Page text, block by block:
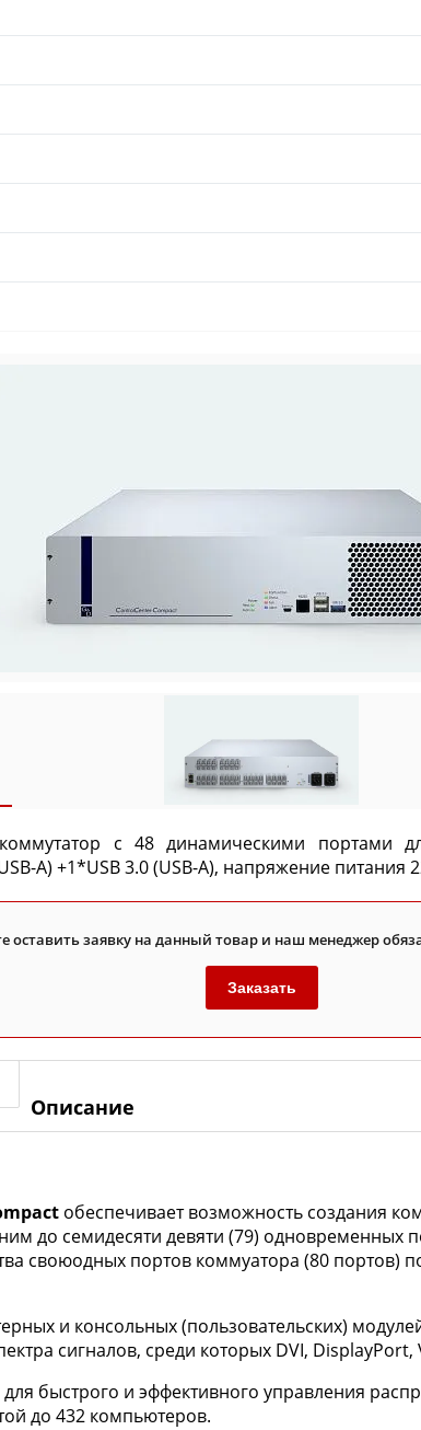
с 48 динамическими портами
A) +1*USB 3.0 (USB-A), напряжение
оставить заявку на данный товар и наш менеджер
Заказать
Описание
обеспечивает возможность создания
до семидесяти девяти (79) одновременных
своюодных портов коммуатора (80
и консольных (пользовательских)
сигналов, среди которых DVI, DisplayPort,
быстрого и эффективного управления
до 432 компьютеров.